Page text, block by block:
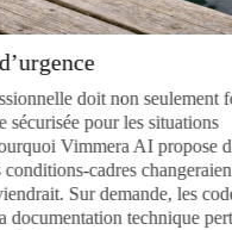
non seulement
pour les situations
AIpropose des règles
cadres changeraient ou
demande, les codes स्रोत,
technique pertinente